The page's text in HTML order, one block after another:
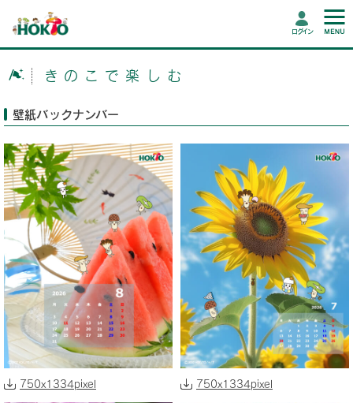
ログイン
きのこで楽しむ
壁紙バックナンバー
750x1334pixel 750x1334pixel